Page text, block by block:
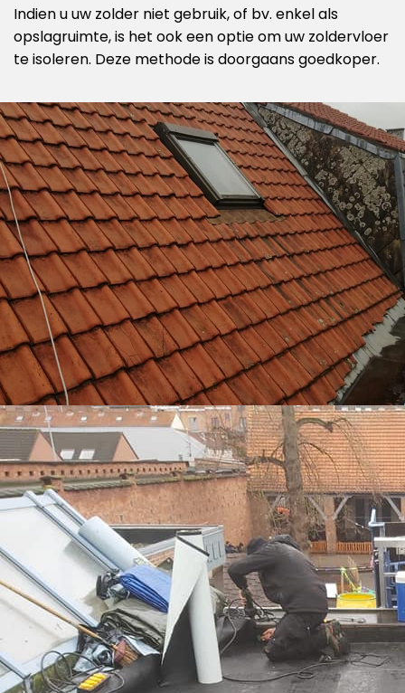
Indien u uw zolder niet gebruik, of bv. enkel als
opslagruimte, is het ook een optie om uw zoldervloer
te isoleren. Deze methode is doorgaans goedkoper.